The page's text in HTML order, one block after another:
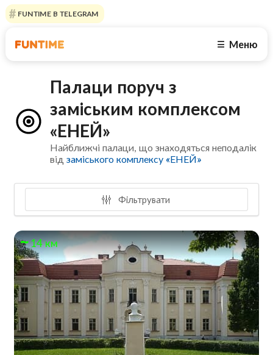
FUNTIME В TELEGRAM
☰ Меню
Палаци поруч з
заміським комплексом
«ЕНЕЙ»
Найближчі палаци, що знаходяться неподалік
відзаміського комплексу «ЕНЕЙ»
Фільтрувати
14 км